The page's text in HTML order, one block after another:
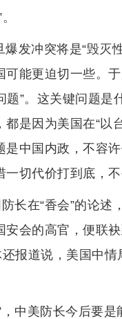
发冲突将是“毁灭
能更迫切一些。
”。这关键问题是
是因为美国在“以
中国内政，不容
切代价打到底，不
长在“香会”的论
会的高官，便联
报道说，美国中
中美防长今后要